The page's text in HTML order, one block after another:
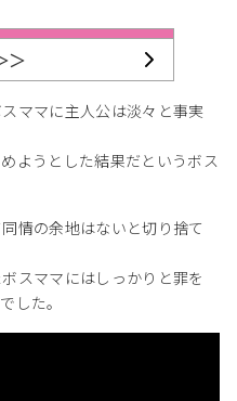
＞
ママに主人公は淡々と事実
ようとした結果だというボス
情の余地はないと切り捨て
スママにはしっかりと罪を
した。